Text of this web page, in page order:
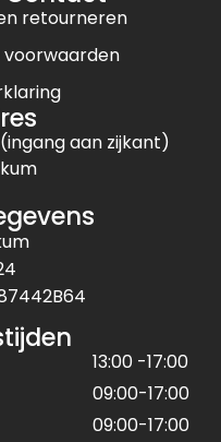
retourneren
aan zijkant)
13:00 -17:00
09:00-17:00
09:00-17:00